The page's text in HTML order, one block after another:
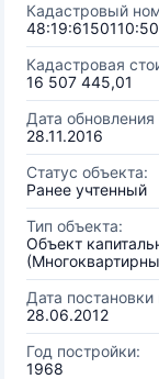
Кадастровый
48:19:6150110:50
Кадастровая
16 507 445,01
Дата
28.11.2016
Статус объекта:
Ранее учтенный
Тип объекта:
Объект
Дата постановки
28.06.2012
Год постройки:
1968